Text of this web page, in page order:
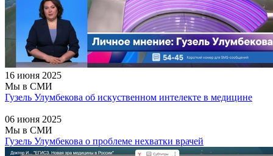
16 июня 2025
Мы в СМИ
Гузель Улумбекова об искуственном интелекте в медицине
06 июня 2025
Мы в СМИ
Гузель Улумбекова о проблеме нехватки врачей